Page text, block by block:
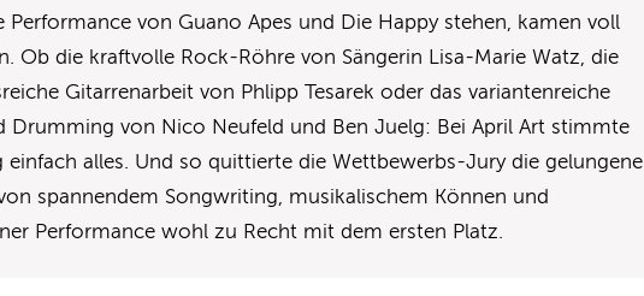
Performance von Guano Apes und Die Happy stehen, kamen voll
Ob die kraftvolle Rock-Röhre von Sängerin Lisa-Marie Watz, die
Gitarrenarbeit von Phlipp Tesarek oder das variantenreiche
Drumming von Nico Neufeld und Ben Juelg: Bei April Art stimmte
einfach alles. Und so quittierte die Wettbewerbs-Jury die gelungene
spannendem Songwriting, musikalischem Können und
Performance wohl zu Recht mit dem ersten Platz.